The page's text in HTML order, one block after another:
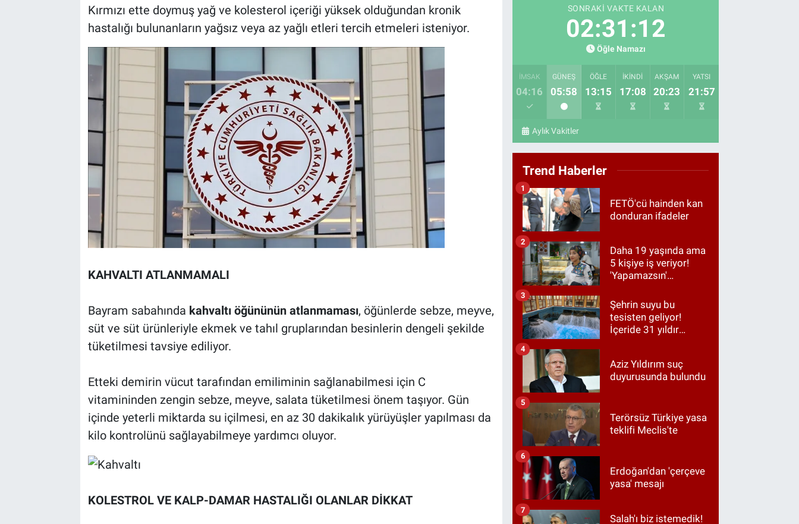
Kırmızı ette doymuş yağ ve kolesterol içeriği yüksek olduğundan kronik
hastalığı bulunanların yağsız veya az yağlı etleri tercih etmeleri isteniyor.
KAHVALTI ATLANMAMALI
Bayram sabahında kahvaltı öğününün atlanmaması, öğünlerde sebze, meyve,
süt ve süt ürünleriyle ekmek ve tahıl gruplarından besinlerin dengeli şekilde
tüketilmesi tavsiye ediliyor.
Etteki demirin vücut tarafından emiliminin sağlanabilmesi için C
vitamininden zengin sebze, meyve, salata tüketilmesi önem taşıyor. Gün
içinde yeterli miktarda su içilmesi, en az 30 dakikalık yürüyüşler yapılması da
kilo kontrolünü sağlayabilmeye yardımcı oluyor.
KOLESTROL VE KALP-DAMAR HASTALIĞI OLANLAR DİKKAT
SONRAKI VAKTE KALAN
02:31:11
Öğle Namazı
İMSAK
04:16
GÜNEŞ
05:58
ÖĞLE
13:15
İKINDI
17:08
AKŞAM
20:23
YATSI
21:57
Aylık Vakitler
Trend Haberler
FETÖ'cü hainden kan
donduran ifadeler
1
Daha 19 yaşında ama
5 kişiye iş veriyor!
'Yapamazsın'
cevap
2
Şehrin suyu bu
tesisten geliyor!
İçeride 31 yıldır
3
Aziz Yıldırım suç
duyurusunda bulundu
4
Terörsüz Türkiye yasa
teklifi Meclis'te
5
Erdoğan'dan 'çerçeve
yasa' mesajı
6
Salah'ı biz istemedik!
7